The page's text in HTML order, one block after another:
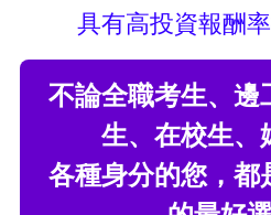
具有高投資報酬
不論全職考生、邊
生、在校生
各種身分的您，都